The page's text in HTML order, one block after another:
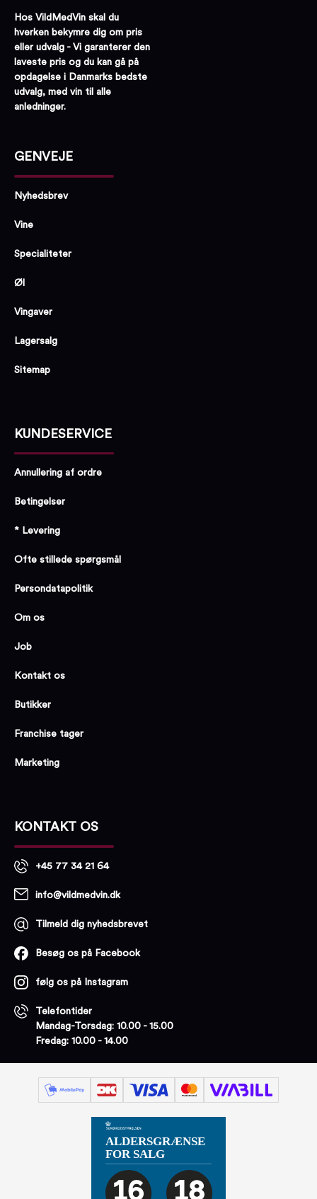
Hos VildMedVin skal du
hverken bekymre dig om pris
eller udvalg - Vi garanterer den
laveste pris og du kan gå på
opdagelse i Danmarks bedste
udvalg, med vin til alle
anledninger.
GENVEJE
Nyhedsbrev
Vine
Specialiteter
Øl
Vingaver
Lagersalg
Sitemap
KUNDESERVICE
Annullering af ordre
Betingelser
* Levering
Ofte stillede spørgsmål
Persondatapolitik
Om os
Job
Kontakt os
Butikker
Franchise tager
Marketing
KONTAKT OS
+45 77 34 21 64
info@vildmedvin.dk
Tilmeld dig nyhedsbrevet
Besøg os på Facebook
følg os på Instagram
Telefontider
Mandag-Torsdag: 10.00 - 15.00
Fredag: 10.00 - 14.00